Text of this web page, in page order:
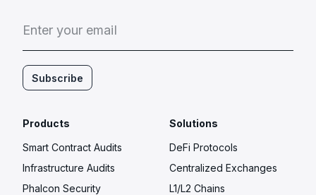
Enter your email
Subscribe
Products
Smart Contract Audits
Infrastructure Audits
Phalcon Security
Solutions
DeFi Protocols
Centralized Exchanges
L1/L2 Chains